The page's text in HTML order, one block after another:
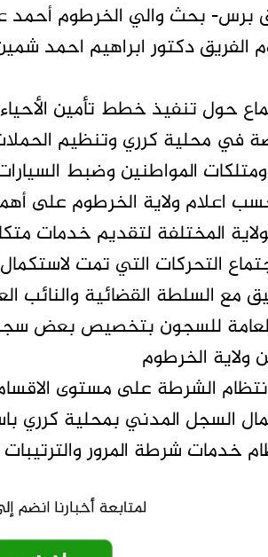
برس- بحث والي الخرطوم أحمد
الفريق دكتور ابراهيم احمد
حول تنفيذ خطط تأمين
في محلية كرري وتنظيم
المواطنين وضبط
حسب اعلام ولاية الخرطوم على
المختلفة لتقديم خدمات
التحركات التي تمت
مع السلطة القضائية والنائب
العامة للسجون بتخصيص بعض
ولاية الخرطوم
الشرطة على مستوى
السجل المدني بمحلية كرري
خدمات شرطة المرور